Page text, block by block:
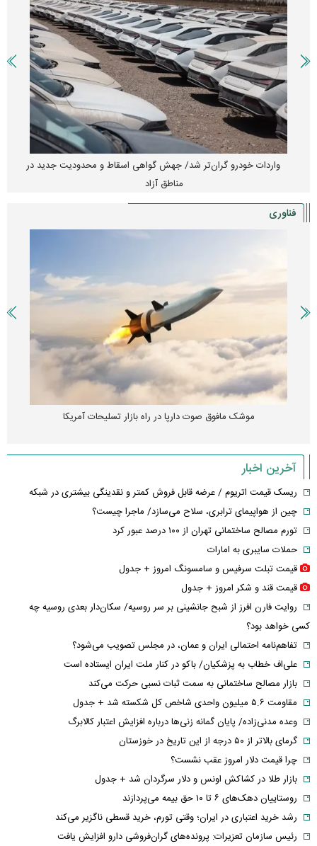
واردات خودرو گران‌تر شد/ جهش گواهی اسقاط و محدودیت جدید در
مناطق آزاد
فناوری
موشک مافوق صوت دارپا در راه بازار تسلیحات آمریکا
آخرین اخبار
ریسک قیمت اتریوم / عرضه قابل فروش کمتر و نقدینگی بیشتری در شبکه
چین از هواپیمای ترابری، سلاح می‌سازد/ ماجرا چیست؟
تورم مصالح ساختمانی تهران از ۱۰۰ درصد عبور کرد
حملات سایبری به امارات
قیمت تبلت سرفیس و سامسونگ امروز + جدول
قیمت قند و شکر امروز + جدول
روایت فارن افرز از شبح جانشینی بر سر روسیه/ سکان‌دار بعدی روسیه چه
کسی خواهد بود؟
تفاهم‌نامه احتمالی ایران و عمان، در مجلس تصویب می‌شود؟
علی‌اف خطاب به پزشکیان/ باکو در کنار ملت ایران ایستاده است
بازار مصالح ساختمانی به سمت ثبات نسبی حرکت می‌کند
مقاومت ۵.۶ میلیون واحدی شاخص کل شکسته شد + جدول
وعده مدنی‌زاده/ پایان گمانه زنی‌ها درباره افزایش اعتبار کالابرگ
گرمای بالاتر از ۵۰ درجه از این تاریخ در خوزستان
چرا قیمت دلار امروز عقب نشست؟
بازار طلا در کشاکش اونس و دلار سرگردان شد + جدول
روستاییان دهک‌های ۶ تا ۱۰ حق بیمه می‌پردازند
رشد خرید اعتباری در ایران؛ وقتی تورم، خرید قسطی ناگزیر می‌کند
رئیس سازمان تعزیرات: پرونده‌های گران‌فروشی دارو افزایش یافت